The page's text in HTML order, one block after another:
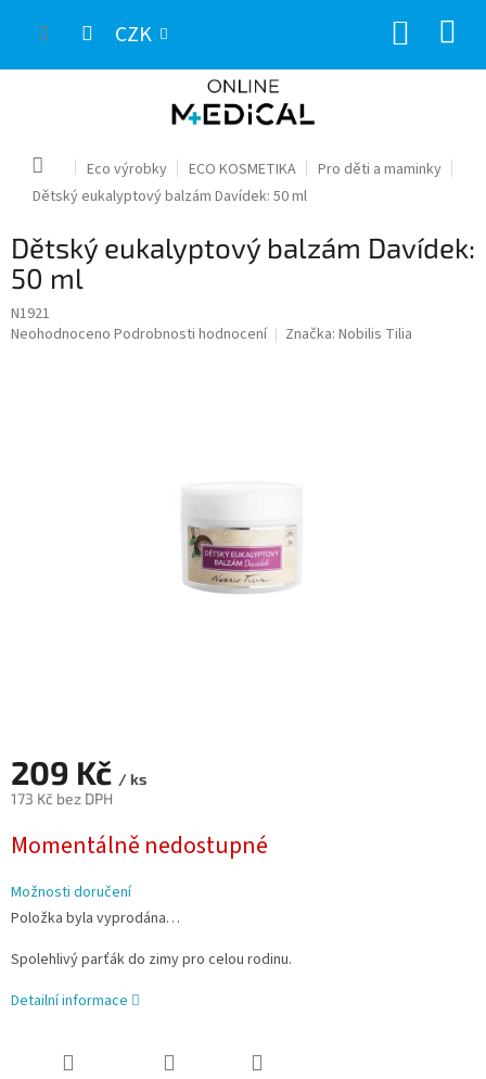
CZK
Domů Eco výrobky ECO KOSMETIKA
Pro děti a maminky
Dětský eukalyptový balzám Davídek: 50 ml
Dětský eukalyptový balzám Davídek:
50 ml
N1921
Průměrné
Neohodnoceno Podrobnosti hodnocení Značka: Nobilis Tilia
209 Kč / ks
173 Kč bez DPH
cena:
Momentálně nedostupné
Možnosti doručení
Položka byla vyprodána…
Spolehlivý parťák do zimy pro celou rodinu.
Detailní informace